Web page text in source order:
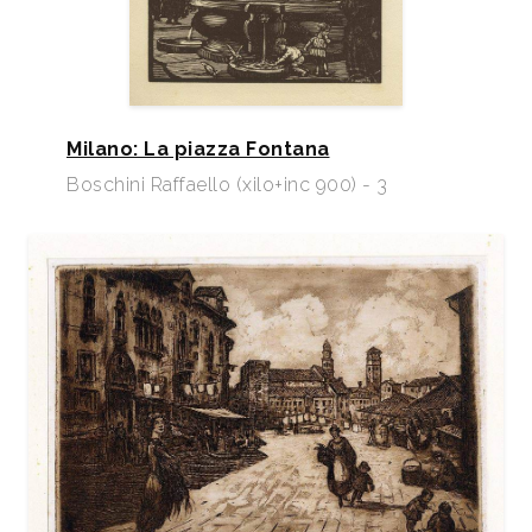
Milano: La piazza Fontana
Boschini Raffaello (xilo+inc 900) - 3